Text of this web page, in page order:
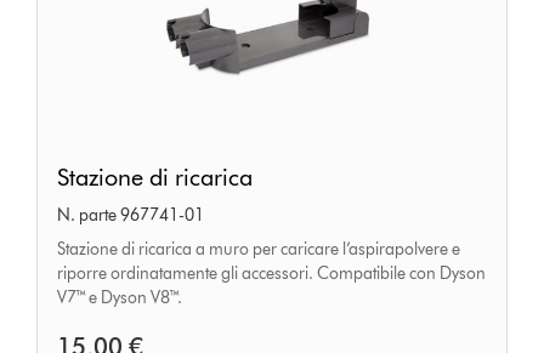
di
ricarica
Stazione di ricarica
N. parte 967741-01
Stazione di ricarica a muro per caricare l’aspirapolvere e
riporre ordinatamente gli accessori. Compatibile con Dyson
V7™ e Dyson V8™.
15,00 €